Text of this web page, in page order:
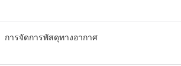
การจัดการพัสดุทางอากาศ